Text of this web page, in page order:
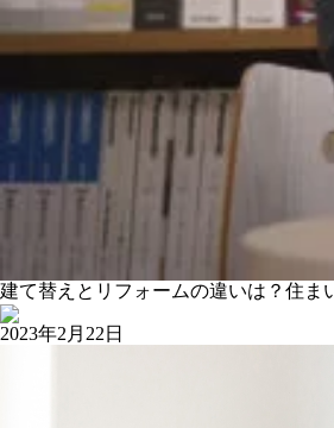
建て替えとリフォームの違いは？住
2023年2月22日